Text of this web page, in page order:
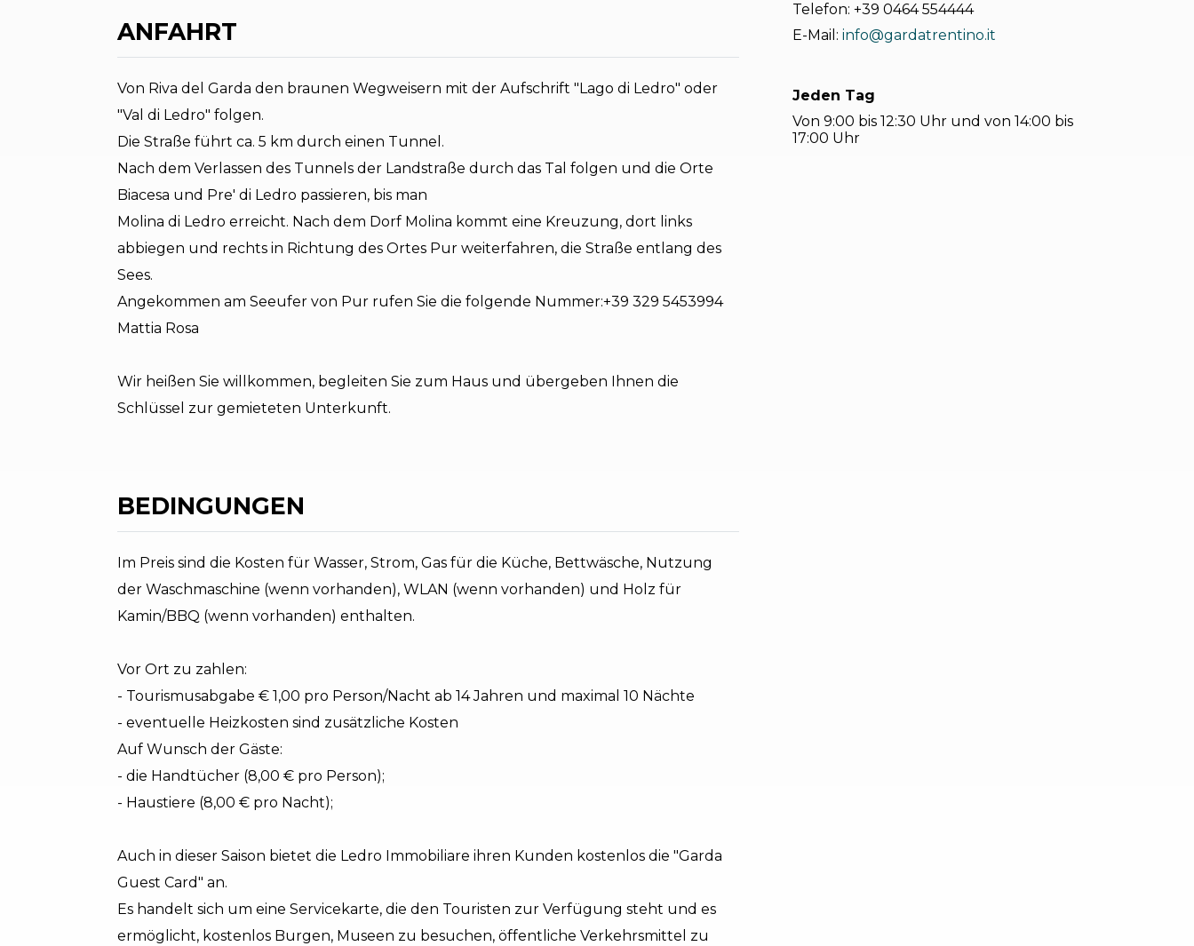
ANFAHRT
Von Riva del Garda den braunen Wegweisern mit der Aufschrift "Lago di Ledro" oder
"Val di Ledro" folgen.
Die Straße führt ca. 5 km durch einen Tunnel.
Nach dem Verlassen des Tunnels der Landstraße durch das Tal folgen und die Orte
Biacesa und Pre' di Ledro passieren, bis man
Molina di Ledro erreicht. Nach dem Dorf Molina kommt eine Kreuzung, dort links
abbiegen und rechts in Richtung des Ortes Pur weiterfahren, die Straße entlang des
Sees.
Angekommen am Seeufer von Pur rufen Sie die folgende Nummer:+39 329 5453994
Mattia Rosa
Wir heißen Sie willkommen, begleiten Sie zum Haus und übergeben Ihnen die
Schlüssel zur gemieteten Unterkunft.
BEDINGUNGEN
Im Preis sind die Kosten für Wasser, Strom, Gas für die Küche, Bettwäsche, Nutzung
der Waschmaschine (wenn vorhanden), WLAN (wenn vorhanden) und Holz für
Kamin/BBQ (wenn vorhanden) enthalten.
Vor Ort zu zahlen:
- Tourismusabgabe € 1,00 pro Person/Nacht ab 14 Jahren und maximal 10 Nächte
- eventuelle Heizkosten sind zusätzliche Kosten
Auf Wunsch der Gäste:
- die Handtücher (8,00 € pro Person);
- Haustiere (8,00 € pro Nacht);
Auch in dieser Saison bietet die Ledro Immobiliare ihren Kunden kostenlos die "Garda
Guest Card" an.
Es handelt sich um eine Servicekarte, die den Touristen zur Verfügung steht und es
ermöglicht, kostenlos Burgen, Museen zu besuchen, öffentliche Verkehrsmittel zu
Telefon: +39 0464 554444
E-Mail: info@gardatrentino.it
Jeden Tag
Von 9:00 bis 12:30 Uhr und von 14:00 bis
17:00 Uhr